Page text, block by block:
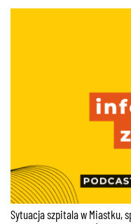
Sytuacja szpitala w Miastku,